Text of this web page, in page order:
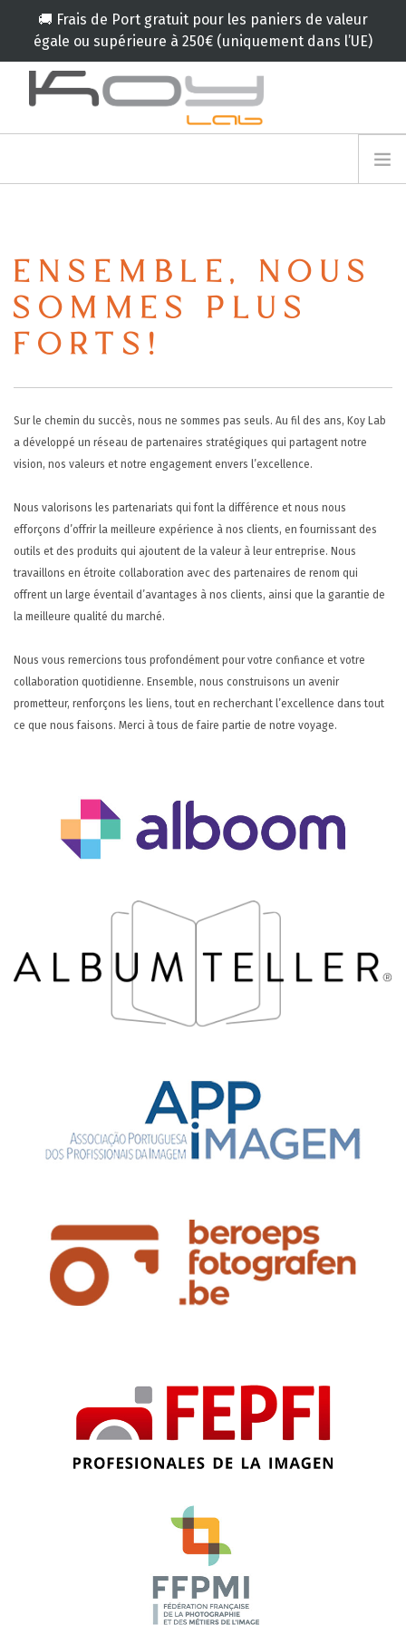
🚚 Frais de Port gratuit pour les paniers de valeur
égale ou supérieure à 250€ (uniquement dans l’UE)
NOS PARTENAIRES
PRODUITS
CAMPAGNES
SERVICES 🟠
BLOG
SUPPORT
CONTACTEZ-NOUS
ENSEMBLE, NOUS
SOMMES PLUS
FORTS!
Sur le chemin du succès, nous ne sommes pas seuls. Au fil des ans, Koy Lab
a développé un réseau de partenaires stratégiques qui partagent notre
vision, nos valeurs et notre engagement envers l’excellence.
Nous valorisons les partenariats qui font la différence et nous nous
efforçons d’offrir la meilleure expérience à nos clients, en fournissant des
outils et des produits qui ajoutent de la valeur à leur entreprise. Nous
travaillons en étroite collaboration avec des partenaires de renom qui
offrent un large éventail d’avantages à nos clients, ainsi que la garantie de
la meilleure qualité du marché.
Nous vous remercions tous profondément pour votre confiance et votre
collaboration quotidienne. Ensemble, nous construisons un avenir
prometteur, renforçons les liens, tout en recherchant l’excellence dans tout
ce que nous faisons. Merci à tous de faire partie de notre voyage.